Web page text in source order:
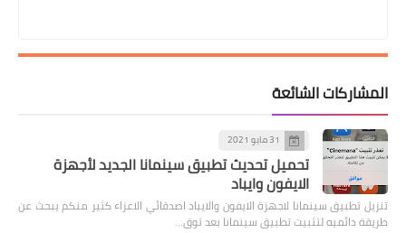
المشاركات الشائعة
31 مايو 2021
تحميل تحديث تطبيق سينمانا الجديد لأجهزة
الايفون وايباد
تنزيل تطبيق سينمانا لاجهزة الايفون والايباد اصدقائي الاعزاء كثير منكم يبحث عن
طريقة دائميه لتثبيت تطبيق سينمانا بعد توق…